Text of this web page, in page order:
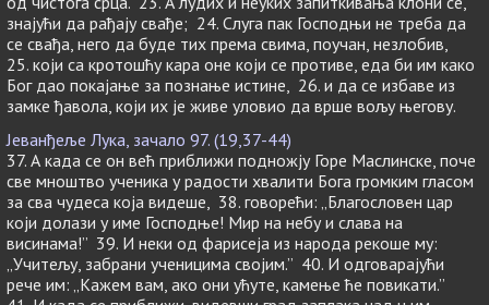
знајући да рађају свађе; 24. Слуга пак Господњи не треба да
се свађа, него да буде тих према свима, поучан, незлобив,
25. који са кротошћу кара оне који се противе, еда би им како
Бог дао покајање за познање истине, 26. и да се избаве из
замке ђавола, који их је живе уловио да врше вољу његову.
Јеванђеље Лука, зачало 97. (19,37-44)
37. А када се он већ приближи подножју Горе Маслинске, поче
све мноштво ученика у радости хвалити Бога громким гласом
за сва чудеса која видеше, 38. говорећи: „Благословен цар
који долази у име Господње! Мир на небу и слава на
висинама!” 39. И неки од фарисеја из народа рекоше му:
„Учитељу, забрани ученицима својим.” 40. И одговарајући
рече им: „Кажем вам, ако они ућуте, камење ће повикати.”